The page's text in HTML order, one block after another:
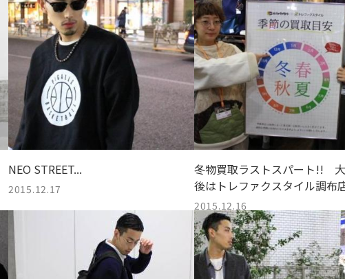
NEO STREET...
2015.12.17
冬物買取ラストスパート!!
後はトレファクスタイル調布
2015.12.16